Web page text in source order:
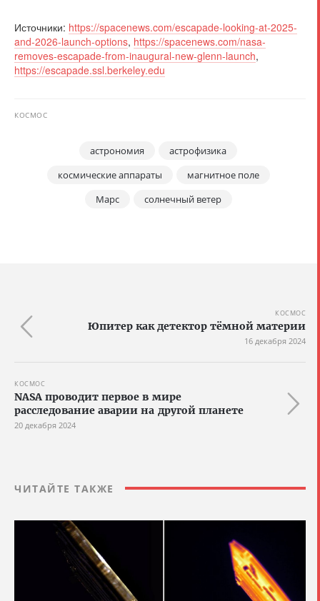
Источники: https://spacenews.com/escapade-looking-at-2025-
and-2026-launch-options, https://spacenews.com/nasa-
removes-escapade-from-inaugural-new-glenn-launch,
https://escapade.ssl.berkeley.edu
КОСМОС
астрономия
астрофизика
космические аппараты
магнитное поле
Марс
солнечный ветер
КОСМОС
Юпитер как детектор тёмной материи
16 декабря 2024
КОСМОС
NASA проводит первое в мире
расследование аварии на другой планете
20 декабря 2024
ЧИТАЙТЕ ТАКЖЕ